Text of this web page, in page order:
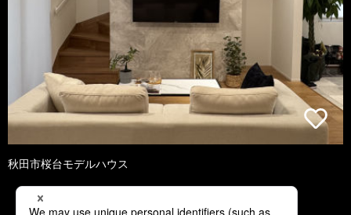
秋田市桜台モデルハウス